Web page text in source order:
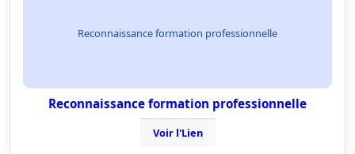
Reconnaissance formation professionnelle
Reconnaissance formation professionnelle
Voir l'Lien